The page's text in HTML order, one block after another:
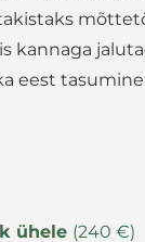
kannaga
eest
ühele (240 €)